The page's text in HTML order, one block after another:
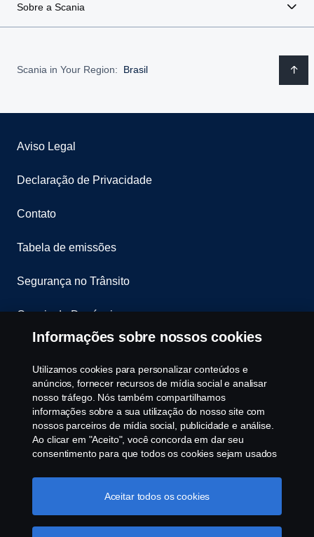
Sobre a Scania
Scania in Your Region: Brasil
Aviso Legal
Declaração de Privacidade
Contato
Tabela de emissões
Segurança no Trânsito
Canais de Denúncia
Programa de Rotulagem Veicular
Política de Cookies
Configurações de cookies
Informações sobre nossos cookies
Utilizamos cookies para personalizar conteúdos e
anúncios, fornecer recursos de mídia social e analisar
nosso tráfego. Nós também compartilhamos
informações sobre a sua utilização do nosso site com
nossos parceiros de mídia social, publicidade e análise.
Ao clicar em "Aceito", você concorda em dar seu
consentimento para que todos os cookies sejam usados
gerenciar a utilização dos cookies clicando em
"Configurações de cookies" e selecionando as
Aceitar todos os cookies